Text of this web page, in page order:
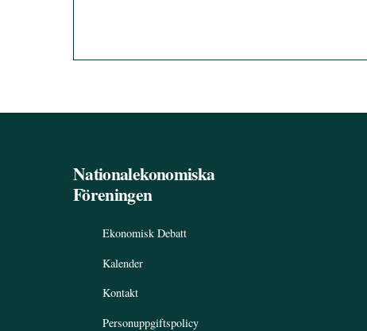
Nationalekonomiska
Föreningen
Ekonomisk Debatt
Kalender
Kontakt
Personuppgiftspolicy